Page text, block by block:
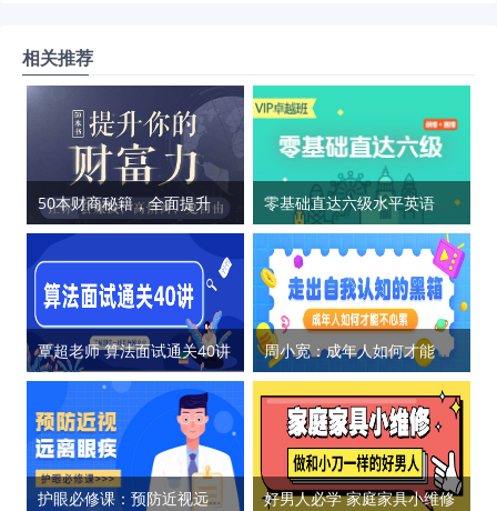
相关推荐
50本财商秘籍，全面提升你的财富力 零基础直达六级水平英语学习
覃超老师 算法面试通关40讲 周小宽：成年人如何才能不心累
护眼必修课：预防近视远离眼疾 好男人必学 家庭家具小维修